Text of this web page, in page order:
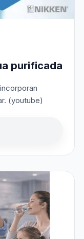
purificada
(youtube)